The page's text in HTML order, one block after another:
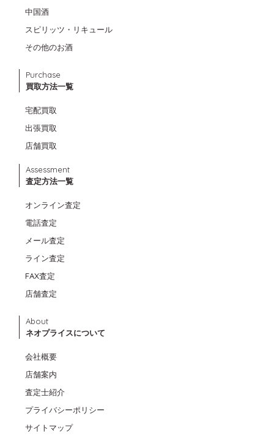
中国酒
スピリッツ・リキュール
その他のお酒
Purchase
買取方法一覧
宅配買取
出張買取
店舗買取
Assessment
査定方法一覧
オンライン査定
電話査定
メール査定
ライン査定
FAX査定
店舗査定
About
ネオプライスについて
会社概要
店舗案内
査定士紹介
プライバシーポリシー
サイトマップ